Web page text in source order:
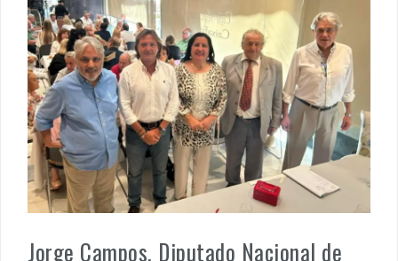
Jorge Campos, Diputado Nacional de